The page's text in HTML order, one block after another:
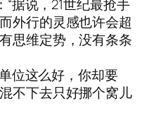
据说，21世纪最抢手
外行的灵感也许会超
思维定势，没有条条
位这么好，你却要
不下去只好挪个窝儿